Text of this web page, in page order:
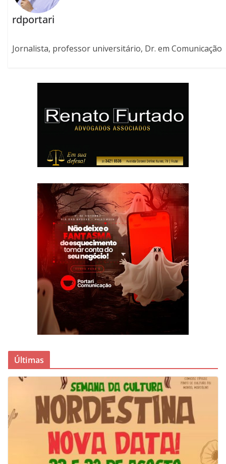
rdportari
Jornalista, professor universitário, Dr. em Comunicação
Últimas